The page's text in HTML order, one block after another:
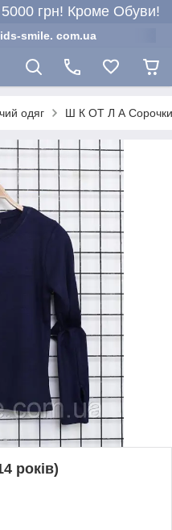
грн! Кроме Обуви!
smile. com.ua
одяг Ш К ОТ Л А
років)